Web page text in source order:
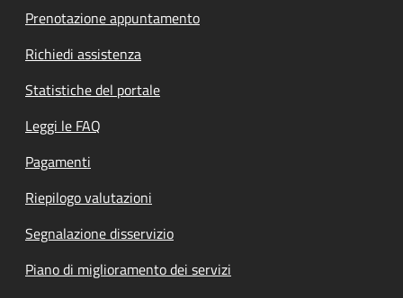
Prenotazione appuntamento
Richiedi assistenza
Statistiche del portale
Leggi le FAQ
Pagamenti
Riepilogo valutazioni
Segnalazione disservizio
Piano di miglioramento dei servizi